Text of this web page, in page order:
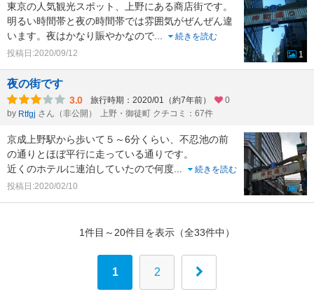
東京の人気観光スポット、上野にある商店街です。
明るい時間帯と夜の時間帯では雰囲気がぜんぜん違
います。夜はかなり賑やかなので
続きを読む
投稿日:2020/09/12
1
夜の街です
3.0 旅行時期：2020/01（約7年前）
0
by Rtfgj さん（非公開） 上野・御徒町 クチコミ：67件
京成上野駅から歩いて５～6分くらい、不忍池の前
の通りとほぼ平行に走っている通りです。
近くのホテルに連泊していたので何度
続きを読む
投稿日:2020/02/10
1
1件目～20件目を表示（全33件中）
1 2